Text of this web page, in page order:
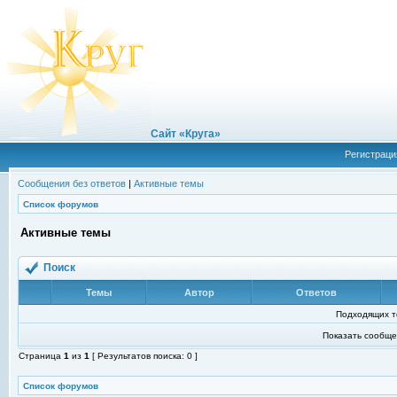
Сайт «Круга»
Сообщения без ответов | Активные темы
Список форумов
Активные темы
Поиск
Темы Автор Ответов
Подходящих
Показать
Страница 1 из 1 [ Результатов поиска: 0 ]
Список форумов